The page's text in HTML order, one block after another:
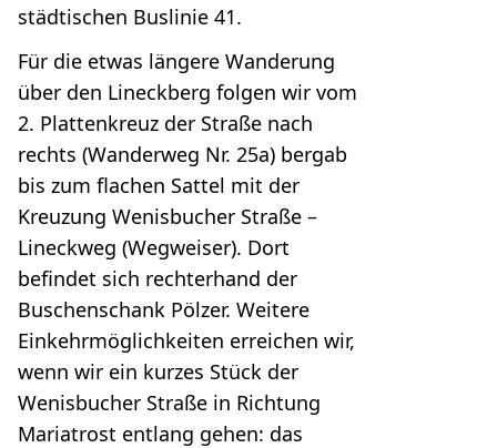
städtischen Buslinie 41.
Für die etwas längere Wanderung
über den Lineckberg folgen wir vom
2. Plattenkreuz der Straße nach
rechts (Wanderweg Nr. 25a) bergab
bis zum flachen Sattel mit der
Kreuzung Wenisbucher Straße –
Lineckweg (Wegweiser). Dort
befindet sich rechterhand der
Buschenschank Pölzer. Weitere
Einkehrmöglichkeiten erreichen wir,
wenn wir ein kurzes Stück der
Wenisbucher Straße in Richtung
Mariatrost entlang gehen: das